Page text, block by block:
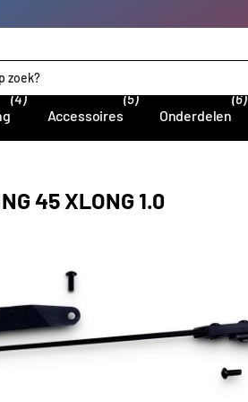
(4)
Accessoires
(5)
Onderdelen
(6)
45 XLONG 1.0